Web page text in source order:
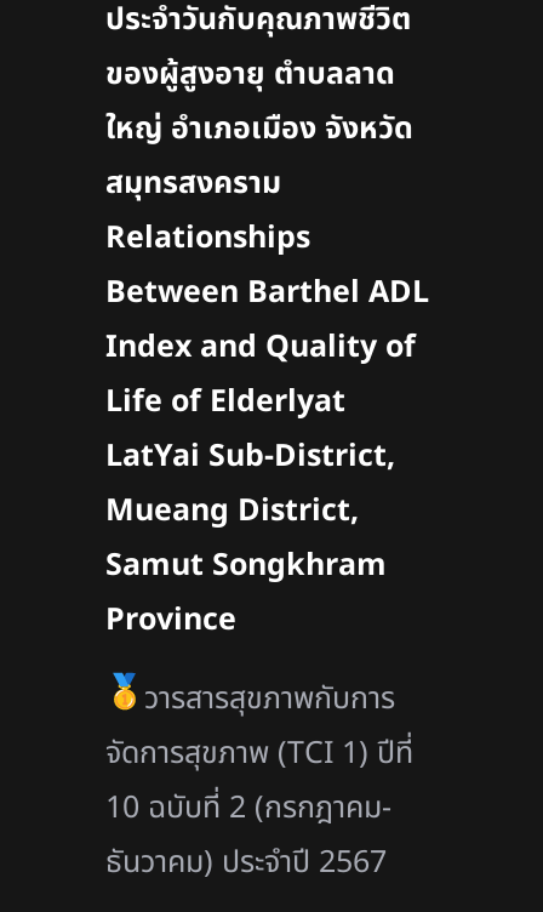
ประจำวันกับคุณภาพชีวิต
ของผู้สูงอายุ ตำบลลาด
ใหญ่ อำเภอเมือง จังหวัด
สมุทรสงคราม
Relationships
Between Barthel ADL
Index and Quality of
Life of Elderlyat
LatYai Sub-District,
Mueang District,
Samut Songkhram
Province
วารสารสุขภาพกับการ
จัดการสุขภาพ (TCI 1) ปีที่
10 ฉบับที่ 2 (กรกฎาคม-
ธันวาคม) ประจำปี 2567